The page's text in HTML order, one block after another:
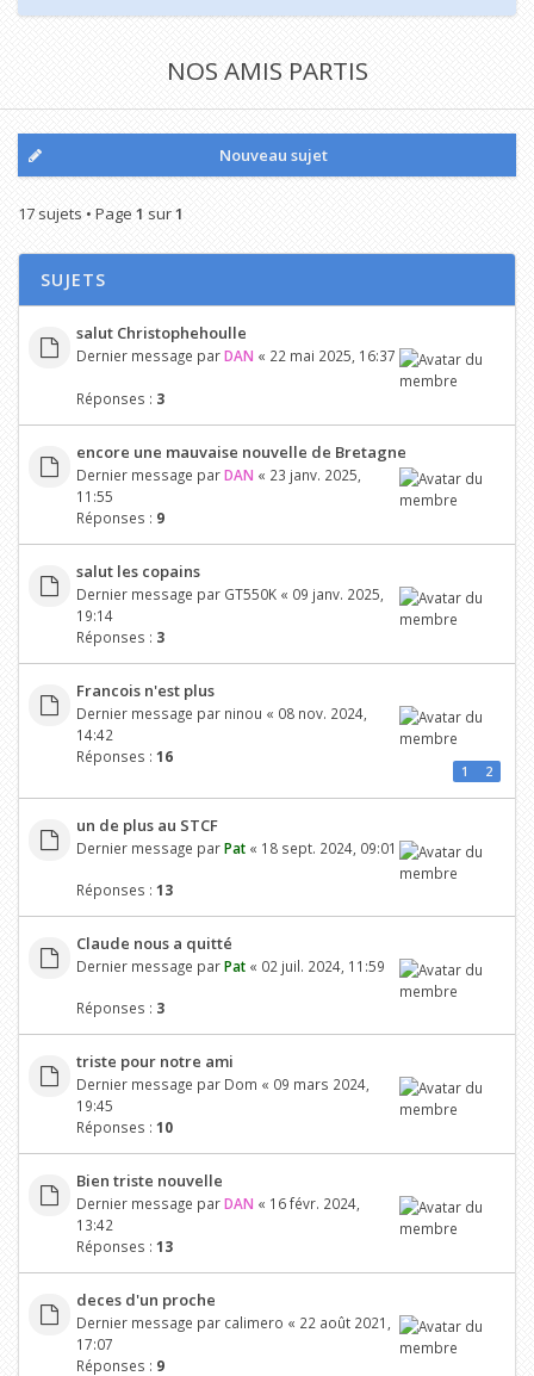
NOS AMIS PARTIS
Nouveau sujet
17 sujets • Page 1 sur1
SUJETS
salut Christophehoulle
Dernier message parDAN « 22 mai 2025, 16:37
Réponses : 3
encore une mauvaise nouvelle de Bretagne
Dernier message parDAN « 23 janv. 2025,
11:55
Réponses : 9
salut les copains
Dernier message par GT550K« 09 janv. 2025,
19:14
Réponses : 3
Francois n'est plus
Dernier message par ninou « 08 nov. 2024,
14:42
Réponses : 16
1 2
un de plus au STCF
Dernier message parPat« 18 sept. 2024, 09:01
Réponses : 13
Claude nous a quitté
Dernier message parPat« 02 juil. 2024, 11:59
Réponses : 3
triste pour notre ami
Dernier message par Dom « 09 mars 2024,
19:45
Réponses : 10
Bien triste nouvelle
Dernier message parDAN « 16 févr. 2024,
13:42
Réponses : 13
deces d'un proche
Dernier message par calimero « 22 août 2021,
17:07
Réponses : 9